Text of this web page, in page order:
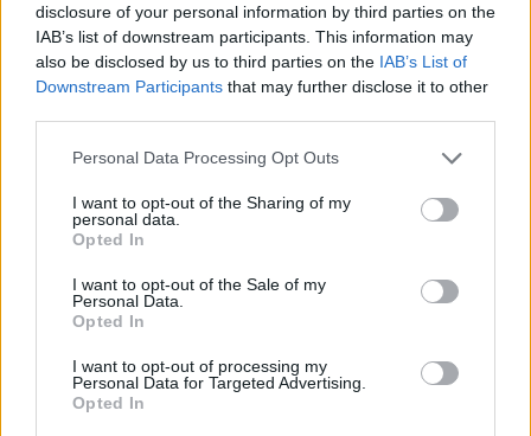
disclosure of your personal information by third parties on the
IAB’s list of downstream participants. This information may
also be disclosed by us to third parties on the IAB’s List of
Downstream Participants that may further disclose it to other
Please note that this website/app uses one or more Google
not limited to your visit or usage behaviour. You may click to
grant or deny consent to Google and its third-party tags to
use your data for below specified purposes in below Google
consent section.
Personal Data Processing Opt Outs
I want to opt-out of the Sharing of my
personal data.
Opted In
I want to opt-out of the Sale of my
Personal Data.
Opted In
I want to opt-out of processing my
Personal Data for Targeted Advertising.
Opted In
Staff